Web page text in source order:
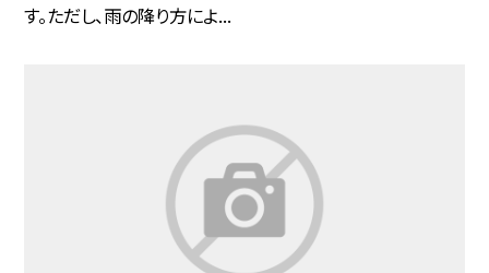
す。ただし、雨の降り方によ...